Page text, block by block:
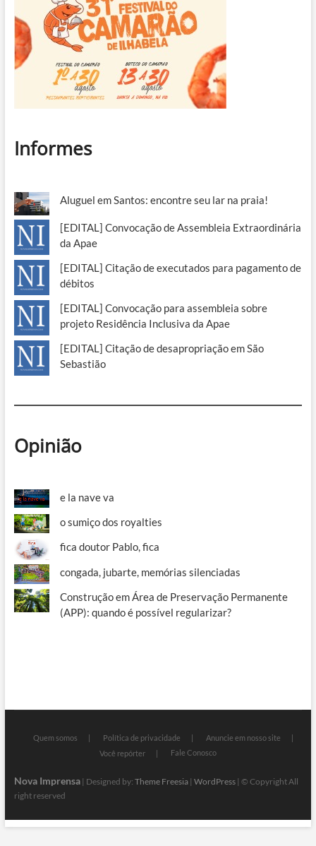
Informes
Aluguel em Santos: encontre seu lar na praia!
[EDITAL] Convocação de Assembleia Extraordinária
da Apae
[EDITAL] Citação de executados para pagamento de
débitos
[EDITAL] Convocação para assembleia sobre
projeto Residência Inclusiva da Apae
[EDITAL] Citação de desapropriação em São
Sebastião
Opinião
e la nave va
o sumiço dos royalties
fica doutor Pablo, fica
congada, jubarte, memórias silenciadas
Construção em Área de Preservação Permanente
(APP): quando é possível regularizar?
Quem somos Política de privacidade
Anuncie em nosso site
Você repórter
Fale Conosco
Nova Imprensa| Designed by: Theme Freesia| WordPress| © Copyright All
right reserved